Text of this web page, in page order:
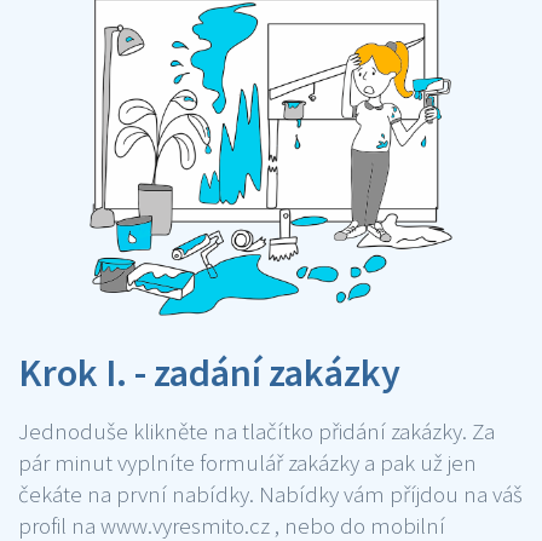
Krok I. - zadání zakázky
Jednoduše klikněte na tlačítko přidání zakázky. Za
pár minut vyplníte formulář zakázky a pak už jen
čekáte na první nabídky. Nabídky vám příjdou na váš
profil na www.vyresmito.cz , nebo do mobilní